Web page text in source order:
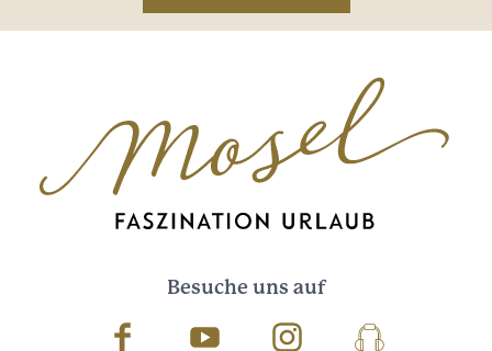
Besuche uns auf
Facebook Youtube InstagramPodcast